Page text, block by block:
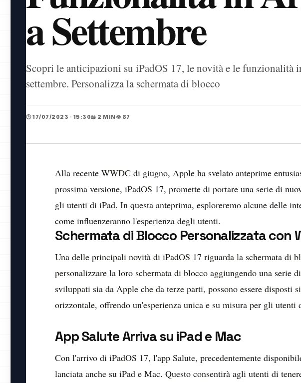
a Settembre
Scopri le anticipazioni su iPadOS 17, le novità e le funzionalità
settembre. Personalizza la schermata di blocco
🕒 17/07/2023 · 15:30📖 2 MIN 👁️ 87
Alla recente WWDC di giugno, Apple ha svelato anteprime
prossima versione, iPadOS 17, promette di portare una serie di
gli utenti di iPad. In questa anteprima, esploreremo alcune delle
come influenzeranno l'esperienza degli utenti.
Schermata di Blocco Personalizzata con
Una delle principali novità di iPadOS 17 riguarda la schermata di
personalizzare la loro schermata di blocco aggiungendo una serie
sviluppati sia da Apple che da terze parti, possono essere disposti
orizzontale, offrendo un'esperienza unica e su misura per gli utenti
App Salute Arriva su iPad e Mac
Con l'arrivo di iPadOS 17, l'app Salute, precedentemente
lanciata anche su iPad e Mac. Questo consentirà agli utenti di